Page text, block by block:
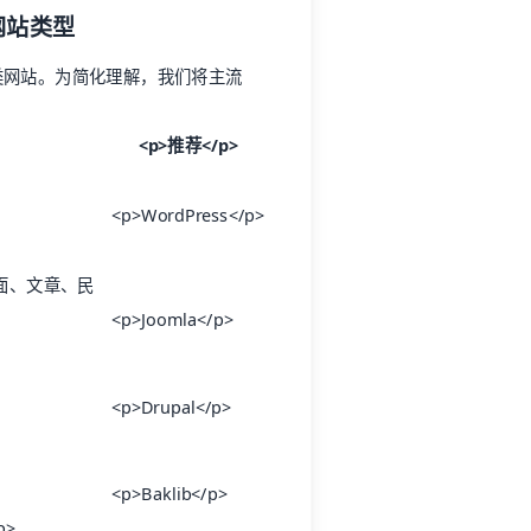
类型
站。为简化理解，我们将主流
<p>推荐</p>
<p>WordPress</p>
、文章、民
<p>Joomla</p>
<p>Drupal</p>
<p>Baklib</p>